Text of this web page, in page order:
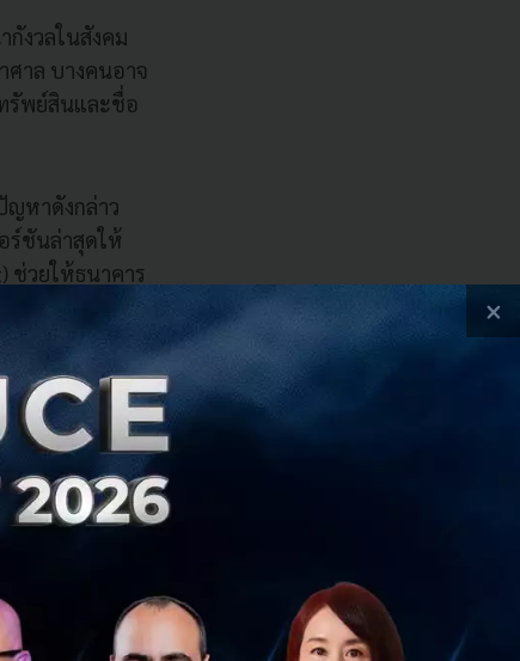
กังวลในสังคม
ศาล บางคนอาจ
รัพย์สินและชื่อ
หาดังกล่าว
ร์ชันล่าสุดให้
ช่วยให้ธนาคาร
อมูลการทำธุรร
เมอร์แบบเรี
Halifax, Bank
งสัยและปิด
สเตอร์การ์ด
×